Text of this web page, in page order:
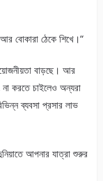
আর বোকারা ঠেকে শিখে।“
বাড়ছে। আর
না করতে চাইলেও অন্যরা
ব্যবসা প্রসার লাভ
আপনার যাত্রা শুরুর